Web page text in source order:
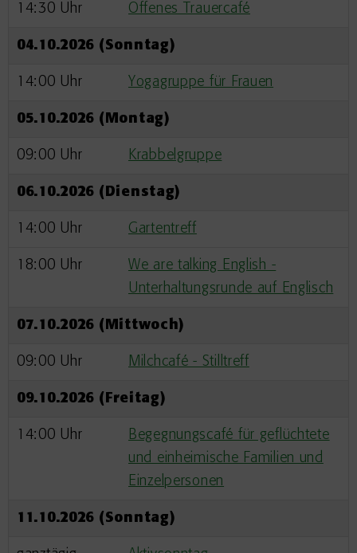
14:30 Uhr Offenes Trauercafé
04.10.2026 (Sonntag)
14:00 Uhr Yogagruppe für Frauen
05.10.2026 (Montag)
09:00 Uhr Krabbelgruppe
06.10.2026 (Dienstag)
14:00 Uhr Gartentreff
18:00 Uhr
We are talking English -
Unterhaltungsrunde auf Englisch
07.10.2026 (Mittwoch)
09:00 Uhr Milchcafé - Stilltreff
09.10.2026 (Freitag)
14:00 Uhr
Begegnungscafé für geflüchtete
und einheimische Familien und
Einzelpersonen
11.10.2026 (Sonntag)